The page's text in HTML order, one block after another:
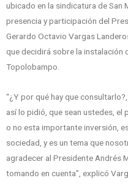
ubicado en la sindicatura de San
presencia y participación del
Gerardo Octavio Vargas
que decidirá sobre la instalación
Topolobampo.
“¿Y por qué hay que
así lo pidió, que sean ustedes, el
o no esta importante inversión,
sociedad, y es un tema que
agradecer al Presidente Andrés
tomando en cuenta”, explicó